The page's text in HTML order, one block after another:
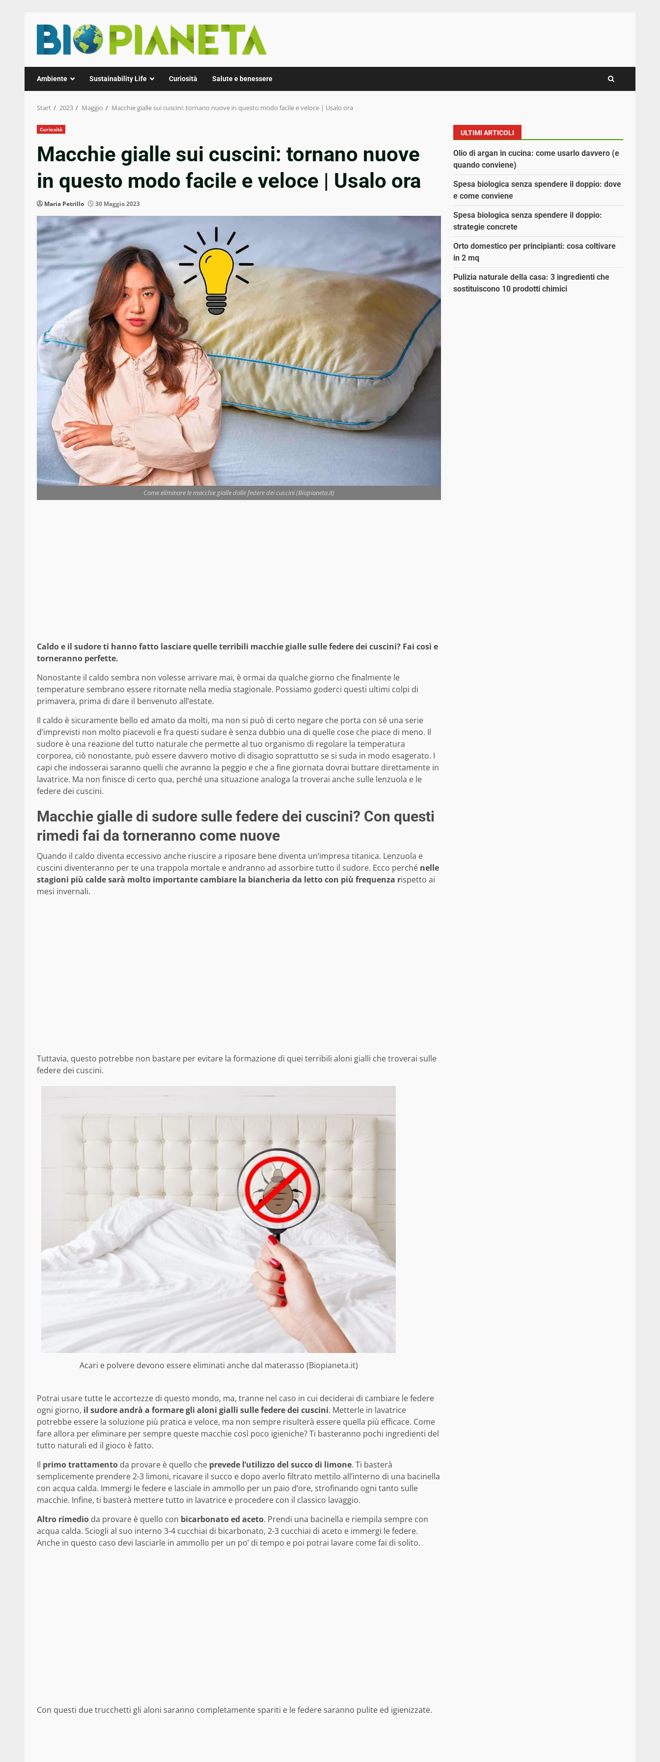
Inhalt
springen
Ambiente Sustainability Life Curiosità Salute e benessere
Start 2023 Maggio Macchie gialle sui cuscini: tornano nuove in questo modo facile e veloce | Usalo ora
Curiosità
Macchie gialle sui cuscini: tornano nuove
in questo modo facile e veloce | Usalo ora
Maria Petrillo 30 Maggio 2023
Come eliminare le macchie gialle dalle federe dei cuscini (Biopianeta.it)
Caldo e il sudore ti hanno fatto lasciare quelle terribili macchie gialle sulle federe dei cuscini? Fai così e
torneranno perfette.
Nonostante il caldo sembra non volesse arrivare mai, è ormai da qualche giorno che finalmente le
temperature sembrano essere ritornate nella media stagionale. Possiamo goderci questi ultimi colpi di
primavera, prima di dare il benvenuto all’estate.
Il caldo è sicuramente bello ed amato da molti, ma non si può di certo negare che porta con sé una serie
d’imprevisti non molto piacevoli e fra questi sudare è senza dubbio una di quelle cose che piace di meno. Il
sudore è una reazione del tutto naturale che permette al tuo organismo di regolare la temperatura
corporea, ciò nonostante, può essere davvero motivo di disagio soprattutto se si suda in modo esagerato. I
capi che indosserai saranno quelli che avranno la peggio e che a fine giornata dovrai buttare direttamente in
lavatrice. Ma non finisce di certo qua, perché una situazione analoga la troverai anche sulle lenzuola e le
federe dei cuscini.
Macchie gialle di sudore sulle federe dei cuscini? Con questi
rimedi fai da torneranno come nuove
Quando il caldo diventa eccessivo anche riuscire a riposare bene diventa un’impresa titanica. Lenzuola e
cuscini diventeranno per te una trappola mortale e andranno ad assorbire tutto il sudore. Ecco perché nelle
stagioni più calde sarà molto importante cambiare la biancheria da letto con più frequenza rispetto ai
mesi invernali.
Tuttavia, questo potrebbe non bastare per evitare la formazione di quei terribili aloni gialli che troverai sulle
federe dei cuscini.
Acari e polvere devono essere eliminati anche dal materasso (Biopianeta.it)
Potrai usare tutte le accortezze di questo mondo, ma, tranne nel caso in cui deciderai di cambiare le federe
ogni giorno, il sudore andrà a formare gli aloni gialli sulle federe dei cuscini. Metterle in lavatrice
potrebbe essere la soluzione più pratica e veloce, ma non sempre risulterà essere quella più efficace. Come
fare allora per eliminare per sempre queste macchie così poco igieniche? Ti basteranno pochi ingredienti del
tutto naturali ed il gioco è fatto.
Il primo trattamento da provare è quello che prevede l’utilizzo del succo di limone. Ti basterà
semplicemente prendere 2-3 limoni, ricavare il succo e dopo averlo filtrato mettilo all’interno di una bacinella
con acqua calda. Immergi le federe e lasciale in ammollo per un paio d’ore, strofinando ogni tanto sulle
macchie. Infine, ti basterà mettere tutto in lavatrice e procedere con il classico lavaggio.
Altro rimedio da provare è quello con bicarbonato ed aceto. Prendi una bacinella e riempila sempre con
acqua calda. Sciogli al suo interno 3-4 cucchiai di bicarbonato, 2-3 cucchiai di aceto e immergi le federe.
Anche in questo caso devi lasciarle in ammollo per un po’ di tempo e poi potrai lavare come fai di solito.
Con questi due trucchetti gli aloni saranno completamente spariti e le federe saranno pulite ed igienizzate.
ULTIMI ARTICOLI
Olio di argan in cucina: come usarlo davvero (e
quando conviene)
Spesa biologica senza spendere il doppio: dove
e come conviene
Spesa biologica senza spendere il doppio:
strategie concrete
Orto domestico per principianti: cosa coltivare
in 2 mq
Pulizia naturale della casa: 3 ingredienti che
sostituiscono 10 prodotti chimici